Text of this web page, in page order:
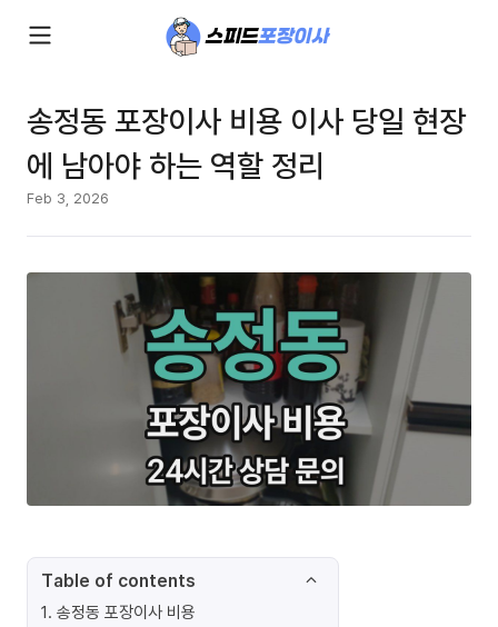
송정동 포장이사 비용 이사 당일 현장
에 남아야 하는 역할 정리
Feb 3, 2026
Table of contents
1. 송정동 포장이사 비용